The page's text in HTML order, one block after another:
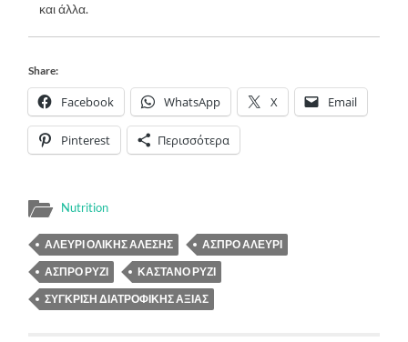
και άλλα.
Share:
Facebook WhatsApp X Email
Pinterest Περισσότερα
Nutrition
ΑΛΕΎΡΙ ΟΛΙΚΉΣ ΆΛΕΣΗΣ
ΆΣΠΡΟ ΑΛΕΎΡΙ
ΆΣΠΡΟ ΡΎΖΙ
ΚΑΣΤΑΝΌ ΡΎΖΙ
ΣΎΓΚΡΙΣΗ ΔΙΑΤΡΟΦΙΚΉΣ ΑΞΊΑΣ